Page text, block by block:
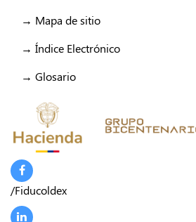
→ Mapa de sitio
→ Índice Electrónico
→ Glosario
/Fiducoldex